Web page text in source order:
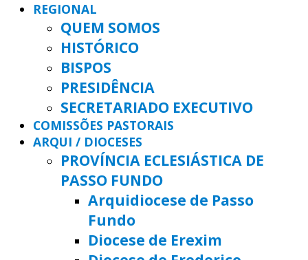
REGIONAL
QUEM SOMOS
HISTÓRICO
BISPOS
PRESIDÊNCIA
SECRETARIADO EXECUTIVO
COMISSÕES PASTORAIS
ARQUI / DIOCESES
PROVÍNCIA ECLESIÁSTICA DE
PASSO FUNDO
Arquidiocese de Passo
Fundo
Diocese de Erexim